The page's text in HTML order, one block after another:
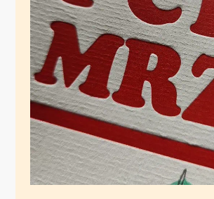
Blöder Monat
November 12, 2024